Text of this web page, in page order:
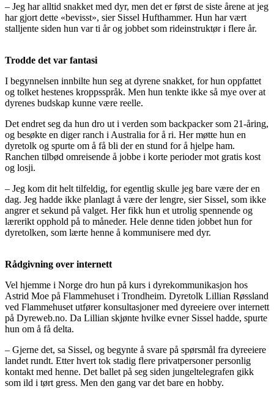
– Jeg har alltid snakket med dyr, men det er først de siste årene at jeg
har gjort dette «bevisst», sier Sissel Hufthammer. Hun har vært
stalljente siden hun var ti år og jobbet som rideinstruktør i flere år.
Trodde det var fantasi
I begynnelsen innbilte hun seg at dyrene snakket, for hun oppfattet
og tolket hestenes kroppsspråk. Men hun tenkte ikke så mye over at
dyrenes budskap kunne være reelle.
Det endret seg da hun dro ut i verden som backpacker som 21-åring,
og besøkte en diger ranch i Australia for å ri. Her møtte hun en
dyretolk og spurte om å få bli der en stund for å hjelpe ham.
Ranchen tilbød omreisende å jobbe i korte perioder mot gratis kost
og losji.
– Jeg kom dit helt tilfeldig, for egentlig skulle jeg bare være der en
dag. Jeg hadde ikke planlagt å være der lengre, sier Sissel, som ikke
angrer et sekund på valget. Her fikk hun et utrolig spennende og
lærerikt opphold på to måneder. Hele denne tiden jobbet hun for
dyretolken, som lærte henne å kommunisere med dyr.
Rådgivning over internett
Vel hjemme i Norge dro hun på kurs i dyrekommunikasjon hos
Astrid Moe på Flammehuset i Trondheim. Dyretolk Lillian Røssland
ved Flammehuset utfører konsultasjoner med dyreeiere over internett
på Dyreweb.no. Da Lillian skjønte hvilke evner Sissel hadde, spurte
hun om å få delta.
– Gjerne det, sa Sissel, og begynte å svare på spørsmål fra dyreeiere
landet rundt. Etter hvert tok stadig flere privatpersoner personlig
kontakt med henne. Det ballet på seg siden jungeltelegrafen gikk
som ild i tørt gress. Men den gang var det bare en hobby.